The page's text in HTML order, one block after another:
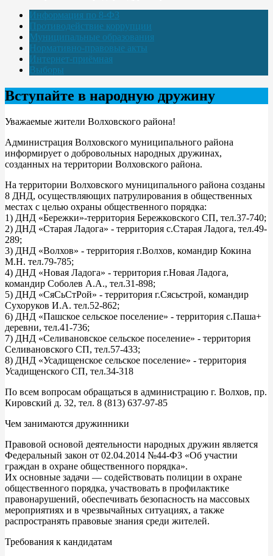
Информация по 8-ФЗ
Противодействие коррупции
Муниципальные образования
Нормативно-правовые акты
Интернет-приёмная
Выборы
Вступайте в народную дружину
Уважаемые жители Волховского района!
Администрация Волховского муниципального района
информирует о добровольных народных дружинах,
созданных на территории Волховского района.
На территории Волховского муниципального района созданы
8 ДНД, осуществляющих патрулирования в общественных
местах с целью охраны общественного порядка:
1) ДНД «Бережки»-территория Бережковского СП, тел.37-740;
2) ДНД «Старая Ладога» - территория с.Старая Ладога, тел.49-
289;
3) ДНД «Волхов» - территория г.Волхов, командир Кокина
М.Н. тел.79-785;
4) ДНД «Новая Ладога» - территория г.Новая Ладога,
командир Соболев А.А., тел.31-898;
5) ДНД «СяСьСтРой» - территория г.Сясьстрой, командир
Сухоруков И.А. тел.52-862;
6) ДНД «Пашское сельское поселение» - территория с.Паша+
деревни, тел.41-736;
7) ДНД «Селивановское сельское поселение» - территория
Селивановского СП, тел.57-433;
8) ДНД «Усадищенское сельское поселение» - территория
Усадищенского СП, тел.34-318
По всем вопросам обращаться в администрацию г. Волхов, пр.
Кировский д. 32, тел. 8 (813) 637-97-85
Чем занимаются дружинники
Правовой основой деятельности народных дружин является
Федеральный закон от 02.04.2014 №44-ФЗ «Об участии
граждан в охране общественного порядка».
Их основные задачи — содействовать полиции в охране
общественного порядка, участвовать в профилактике
правонарушений, обеспечивать безопасность на массовых
мероприятиях и в чрезвычайных ситуациях, а также
распространять правовые знания среди жителей.
Требования к кандидатам